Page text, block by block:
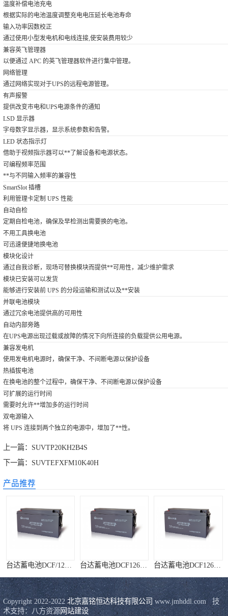
温度补偿电池充电
根据实际的电池温度调整充电电压延长电池寿命
输入功率因数校正
通过使用小型发电机和电线连接,使安装费用较少
兼容英飞管理器
以便通过 APC 的英飞管理器软件进行集中管理。
网络管理
通过网络实现对于UPS的远程电源管理。
有声报警
提供改变市电和UPS电源条件的通知
LSD 显示器
字母数字显示器，显示系统参数和告警。
LED 状态指示灯
借助于视频指示器可以**了解设备和电源状态。
可编程频率范围
**与不同输入频率的兼容性
SmartSlot 插槽
利用管理卡定制 UPS 性能
自动自检
定期自检电池，确保及早检测出需要换的电池。
不用工具换电池
可迅速便捷地换电池
模块化设计
通过自我诊断，现场可替换模块而提供**可用性，减少维护需求
模块已安装可以发货
能够进行安装前 UPS 的分段运输和测试以及**安装
并联电池模块
通过冗余电池提供高的可用性
自动内部旁路
在UPS电源出现过载或故障的情况下向所连接的负载提供公用电源。
兼容发电机
使用发电机电源时，确保干净、不间断电源以保护设备
热插拔电池
在换电池的整个过程中，确保干净、不间断电源以保护设备
可扩展的运行时间
需要时允许**增加多的运行时间
双电源输入
将 UPS 连接到两个独立的电源中，增加了**性。
上一篇： SUVTP20KH2B4S
下一篇： SUVTEFXFM10K40H
产品推荐
Copyright 2022-2022 北京嘉铭恒达科技有限公司 www.jmhddl.com   技
术支持：八方资源网站建设